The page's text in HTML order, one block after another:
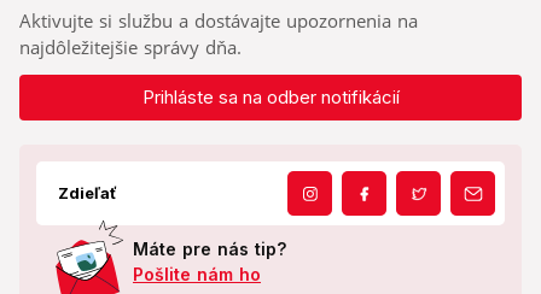
Aktivujte si službu a dostávajte upozornenia na
najdôležitejšie správy dňa.
Prihláste sa na odber notifikácií
Zdieľať
Máte pre nás tip?
Pošlite nám ho